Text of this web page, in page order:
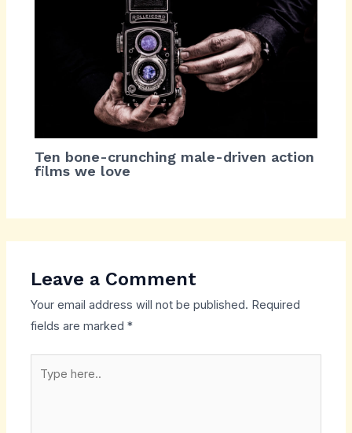
Ten bone-crunching male-driven action
films we love
Leave a Comment
Your email address will not be published. Required
fields are marked*
here..